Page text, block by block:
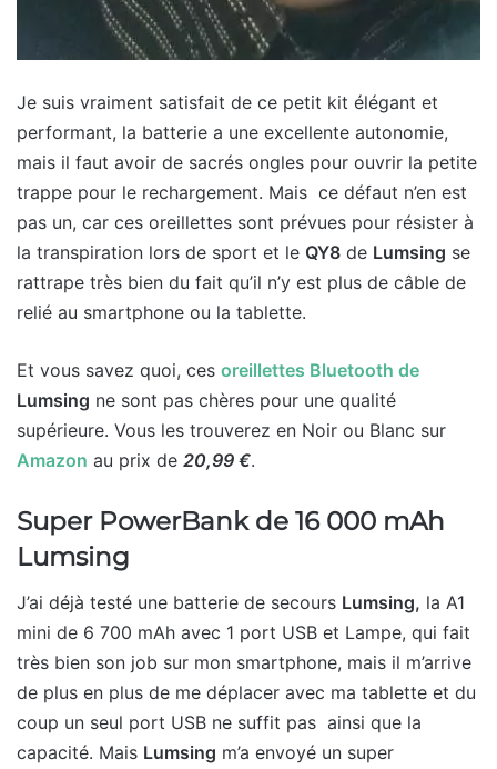
Je suis vraiment satisfait de ce petit kit élégant et
performant, la batterie a une excellente autonomie,
mais il faut avoir de sacrés ongles pour ouvrir la petite
trappe pour le rechargement. Mais ce défaut n’en est
pas un, car ces oreillettes sont prévues pour résister à
la transpiration lors de sport et le QY8 de Lumsing se
rattrape très bien du fait qu’il n’y est plus de câble de
relié au smartphone ou la tablette.
Et vous savez quoi, ces oreillettes Bluetooth de
Lumsing ne sont pas chères pour une qualité
supérieure. Vous les trouverez en Noir ou Blanc sur
Amazon au prix de 20,99 €.
Super PowerBank de 16 000 mAh
Lumsing
J’ai déjà testé une batterie de secours Lumsing, la A1
mini de 6 700 mAh avec 1 port USB et Lampe, qui fait
très bien son job sur mon smartphone, mais il m’arrive
de plus en plus de me déplacer avec ma tablette et du
coup un seul port USB ne suffit pas ainsi que la
capacité. Mais Lumsing m’a envoyé un super